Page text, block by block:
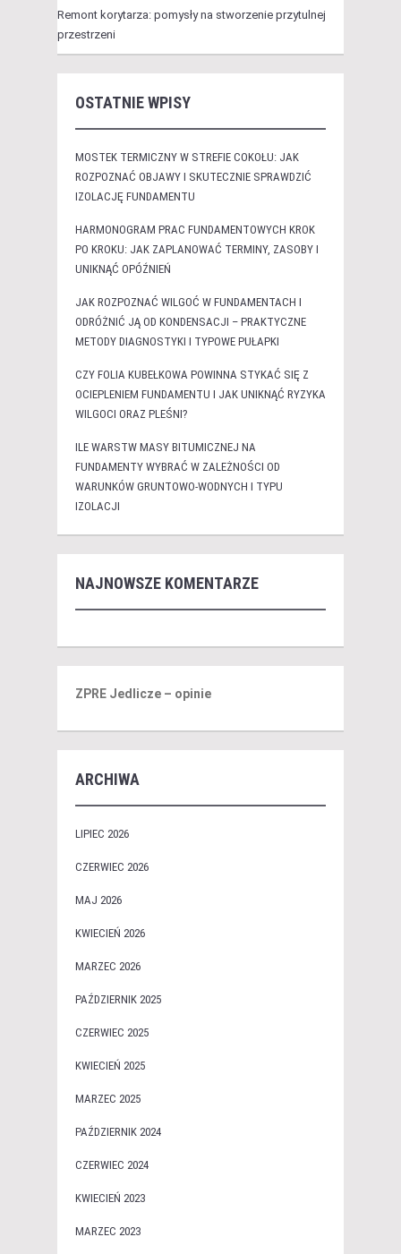
Remont korytarza: pomysły na stworzenie przytulnej
przestrzeni
OSTATNIE WPISY
MOSTEK TERMICZNY W STREFIE COKOŁU: JAK
ROZPOZNAĆ OBJAWY I SKUTECZNIE SPRAWDZIĆ
IZOLACJĘ FUNDAMENTU
HARMONOGRAM PRAC FUNDAMENTOWYCH KROK
PO KROKU: JAK ZAPLANOWAĆ TERMINY, ZASOBY I
UNIKNĄĆ OPÓŹNIEŃ
JAK ROZPOZNAĆ WILGOĆ W FUNDAMENTACH I
ODRÓŻNIĆ JĄ OD KONDENSACJI – PRAKTYCZNE
METODY DIAGNOSTYKI I TYPOWE PUŁAPKI
CZY FOLIA KUBEŁKOWA POWINNA STYKAĆ SIĘ Z
OCIEPLENIEM FUNDAMENTU I JAK UNIKNĄĆ RYZYKA
WILGOCI ORAZ PLEŚNI?
ILE WARSTW MASY BITUMICZNEJ NA
FUNDAMENTY WYBRAĆ W ZALEŻNOŚCI OD
WARUNKÓW GRUNTOWO-WODNYCH I TYPU
IZOLACJI
NAJNOWSZE KOMENTARZE
ZPRE Jedlicze – opinie
ARCHIWA
LIPIEC 2026
CZERWIEC 2026
MAJ 2026
KWIECIEŃ 2026
MARZEC 2026
PAŹDZIERNIK 2025
CZERWIEC 2025
KWIECIEŃ 2025
MARZEC 2025
PAŹDZIERNIK 2024
CZERWIEC 2024
KWIECIEŃ 2023
MARZEC 2023